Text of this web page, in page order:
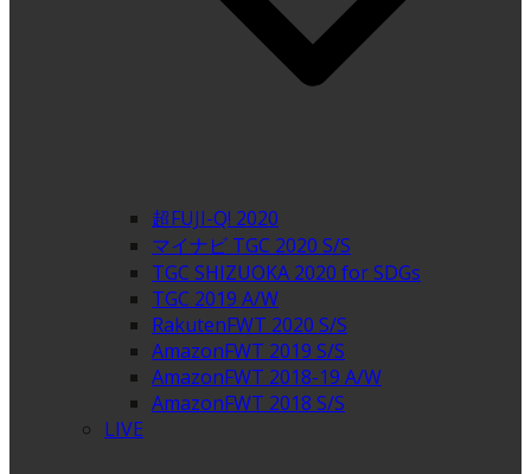
超FUJI-Q! 2020
マイナビ TGC 2020 S/S
TGC SHIZUOKA 2020 for SDGs
TGC 2019 A/W
RakutenFWT 2020 S/S
AmazonFWT 2019 S/S
AmazonFWT 2018-19 A/W
AmazonFWT 2018 S/S
LIVE